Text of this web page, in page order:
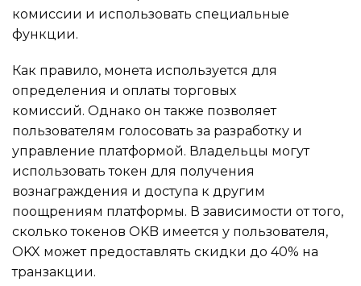
комиссии и использовать специальные
функции.
Как правило, монета используется для
определения и оплаты торговых
комиссий. Однако он также позволяет
пользователям голосовать за разработку и
управление платформой. Владельцы могут
использовать токен для получения
вознаграждения и доступа к другим
поощрениям платформы. В зависимости от того,
сколько токенов OKB имеется у пользователя,
OKX может предоставлять скидки до 40% на
транзакции.